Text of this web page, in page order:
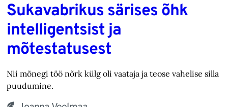
Sukavabrikus särises õhk
intelligentsist ja
mõtestatusest
Nii mõnegi töö nõrk külg oli vaataja ja teose vahelise silla
puudumine.